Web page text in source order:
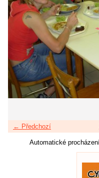
← Předchozí
Automatické